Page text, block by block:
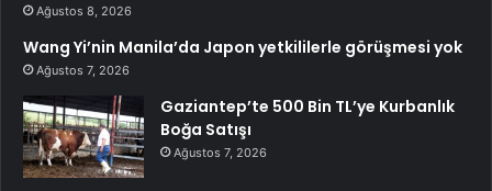
Ağustos 8, 2026
Wang Yi’nin Manila’da Japon yetkililerle görüşmesi yok
Ağustos 7, 2026
Gaziantep’te 500 Bin TL’ye Kurbanlık
Boğa Satışı
Ağustos 7, 2026